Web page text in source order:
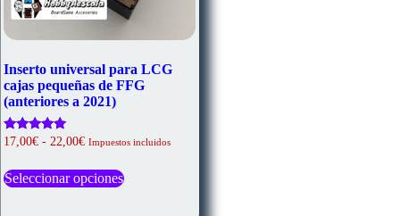
Inserto universal para LCG
cajas pequeñas de FFG
(anteriores a 2021)
Valorado
de 5
17,00€ - 22,00€Rango
precios:
desde
Impuestos incluidos
Seleccionar opcionesproducto